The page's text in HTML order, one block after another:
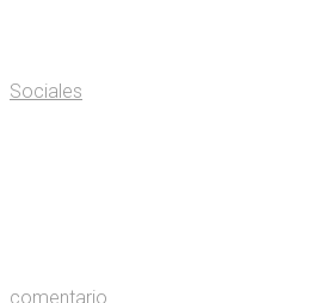
Sociales
comentario